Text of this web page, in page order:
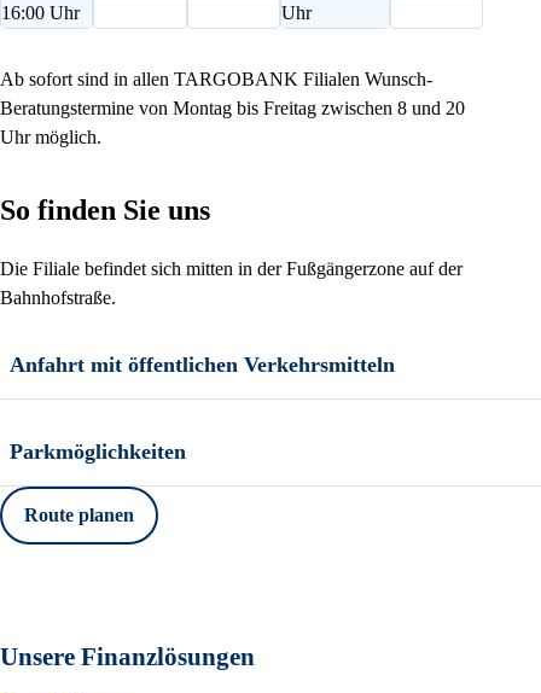
16:00 Uhr
Uhr
Ab sofort sind in allen TARGOBANK Filialen Wunsch-
Beratungstermine von Montag bis Freitag zwischen 8 und 20
Uhr möglich.
So finden Sie uns
Die Filiale befindet sich mitten in der Fußgängerzone auf der
Bahnhofstraße.
Anfahrt mit öffentlichen Verkehrsmitteln
Parkmöglichkeiten
Route planen
Unsere Finanzlösungen